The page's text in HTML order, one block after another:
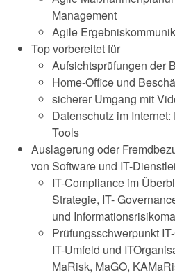
Management
Agile
Top vorbereitet für
Aufsichtsprüfungen der
Home-Office und
sicherer Umgang mit
Datenschutz im
Tools
Auslagerung oder
von Software und IT-
IT-Compliance im
Strategie, IT-
und
Prüfungsschwerpunkt
IT-Umfeld und
MaRisk, MaGO,